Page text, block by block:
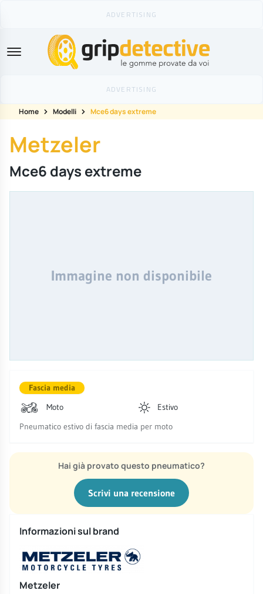
GripDetective
Home Modelli Mce6 days extreme
Metzeler
Mce6 days extreme
Immagine non disponibile
Fascia media
Moto
Estivo
Pneumatico estivo di fascia media per moto
Hai già provato questo pneumatico?
Scrivi una recensione
Informazioni sul brand
Metzeler